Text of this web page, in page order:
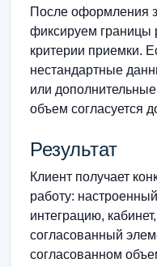
После оформления
фиксируем границы
критерии приемки.
нестандартные
или
объем согласуется
Результат
Клиент получает
работу:
интеграцию,
согласованный
согласованном